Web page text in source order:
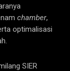
chamber,
optimalisasi
SIER